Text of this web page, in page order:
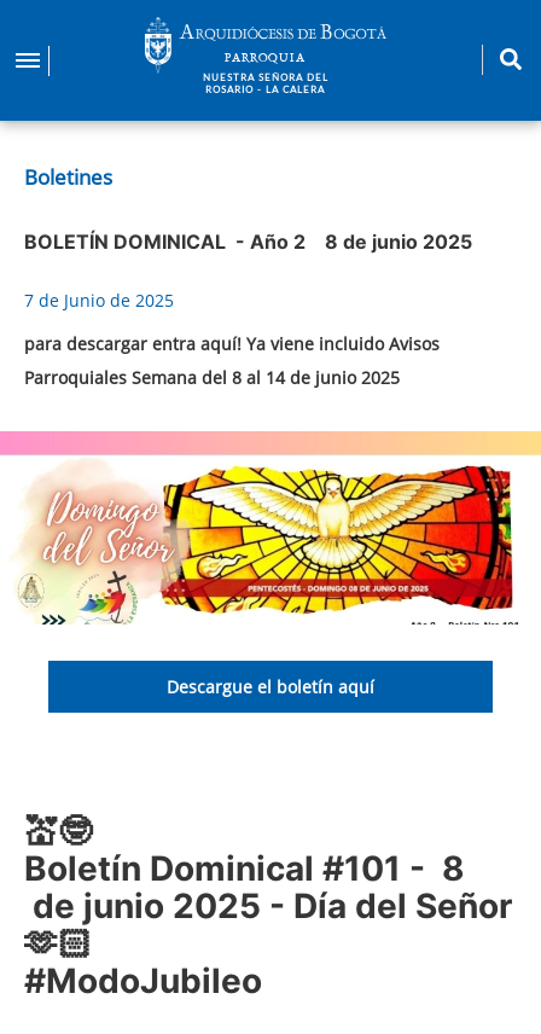
contenido
PARROQUIA
NUESTRA SEÑORA DEL
ROSARIO - LA CALERA
Boletines
BOLETÍN DOMINICAL - Año 2 8 de junio 2025
7 de Junio de 2025
para descargar entra aquí! Ya viene incluido Avisos
Parroquiales Semana del 8 al 14 de junio 2025
Descargue el boletín aquí
💒🤓
Boletín Dominical #101 - 8
de junio 2025 - Día del Señor
🫶🏻
#ModoJubileo